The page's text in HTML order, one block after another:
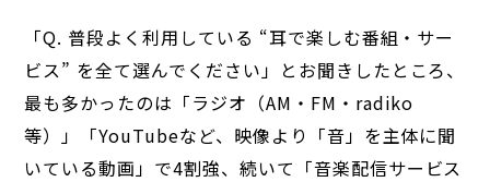
「Q. 普段よく利用している “耳で楽しむ番組・サー
ビス” を全て選んでください」とお聞きしたところ、
最も多かったのは「ラジオ（AM・FM・radiko
等）」「YouTubeなど、映像より「音」を主体に聞
いている動画」で4割強、続いて「音楽配信サービス